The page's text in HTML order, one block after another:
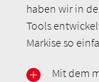
haben wir in
Tools
Markise so
Mit dem